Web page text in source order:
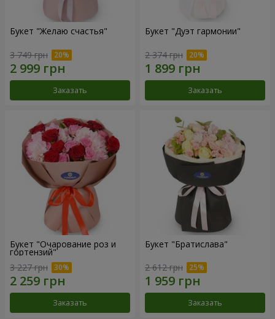
Букет "Желаю счастья"
3 749 грн
Заказать
Букет "Дуэт гармонии"
2 374 грн
Заказать
Букет "Очарование роз и
гортензий"
3 227 грн
Заказать
Букет "Братислава"
2 612 грн
Заказать